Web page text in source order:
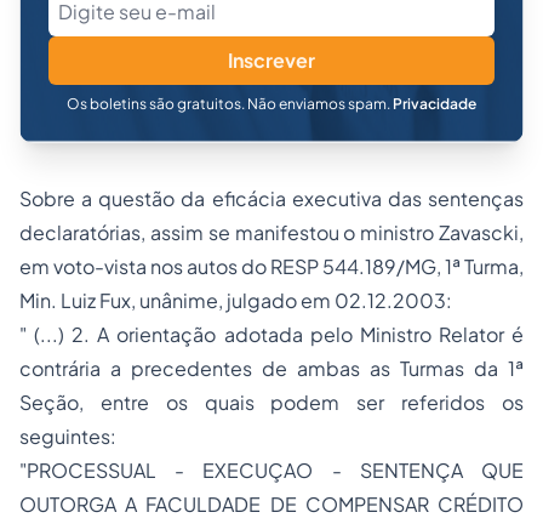
Inscrever
Os boletins são gratuitos. Não enviamos spam. Privacidade
Sobre a questão da eficácia executiva das sentenças
declaratórias, assim se manifestou o ministro Zavascki,
em voto-vista nos autos do RESP 544.189/MG, 1ª Turma,
Min. Luiz Fux, unânime, julgado em 02.12.2003:
" (...) 2. A orientação adotada pelo Ministro Relator é
contrária a precedentes de ambas as Turmas da 1ª
Seção, entre os quais podem ser referidos os
seguintes:
"PROCESSUAL - EXECUÇAO - SENTENÇA QUE
OUTORGA A FACULDADE DE COMPENSAR CRÉDITO